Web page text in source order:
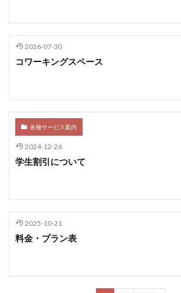
2026-07-30
コワーキングスペース
各種サービス案内
2024-12-26
学生割引について
2025-10-21
料金・プラン表